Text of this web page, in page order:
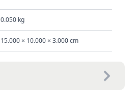
0.050 kg
15.000 × 10.000 × 3.000 cm